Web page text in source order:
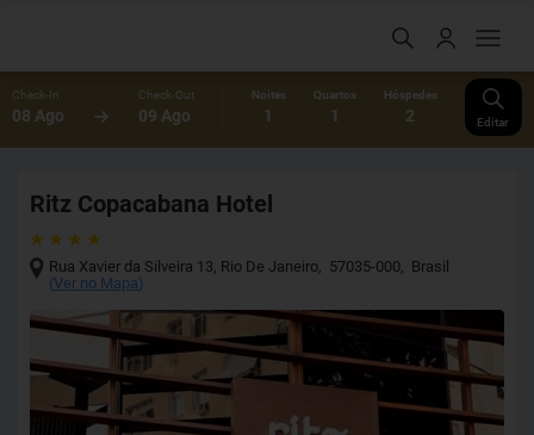
Check-In
08 Ago
Check-Out
09 Ago
Noites
1
Quartos
1
Hóspedes
2 Editar
Ritz Copacabana Hotel
Rua Xavier da Silveira 13, Rio De Janeiro, 57035-000, Brasil
(Ver no Mapa)